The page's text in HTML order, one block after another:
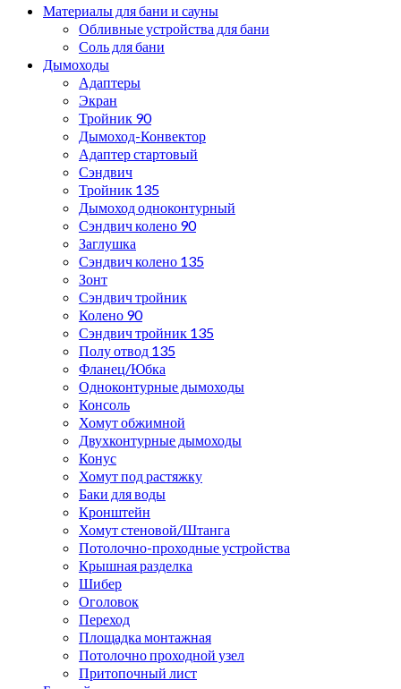
Материалы для бани и сауны
Обливные устройства для бани
Соль для бани
Дымоходы
Адаптеры
Экран
Тройник 90
Дымоход-Конвектор
Адаптер стартовый
Сэндвич
Тройник 135
Дымоход одноконтурный
Сэндвич колено 90
Заглушка
Сэндвич колено 135
Зонт
Сэндвич тройник
Колено 90
Сэндвич тройник 135
Полу отвод 135
Фланец/Юбка
Одноконтурные дымоходы
Консоль
Хомут обжимной
Двухконтурные дымоходы
Конус
Хомут под растяжку
Баки для воды
Кронштейн
Хомут стеновой/Штанга
Потолочно-проходные устройства
Крышная разделка
Шибер
Оголовок
Переход
Площадка монтажная
Потолочно проходной узел
Притопочный лист